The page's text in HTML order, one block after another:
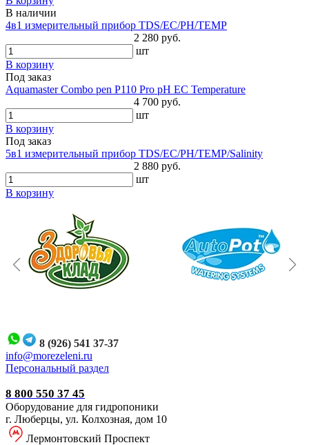
В наличии
4в1 измерительный прибор TDS/EC/PH/TEMP
2 280 руб.
шт
В корзину
Под заказ
Aquamaster Combo pen P110 Pro pH EC Temperature
4 700 руб.
шт
В корзину
Под заказ
5в1 измерительный прибор TDS/EC/PH/TEMP/Salinity
2 880 руб.
шт
В корзину
8 (926) 541 37-37
info@morezeleni.ru
Персональный раздел
8 800 550 37 45
Оборудование для гидропоники
г. Люберцы, ул. Колхозная, дом 10
Лермонтовский Проспект